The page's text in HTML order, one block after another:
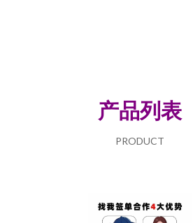
产品列表
PRODUCT